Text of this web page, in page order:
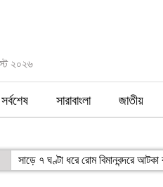
২০২৬
সর্বশেষ সারাবাংলা জাতীয়
সাড়ে ৭ ঘণ্টা ধরে রোম বিমানবন্দরে আটকা